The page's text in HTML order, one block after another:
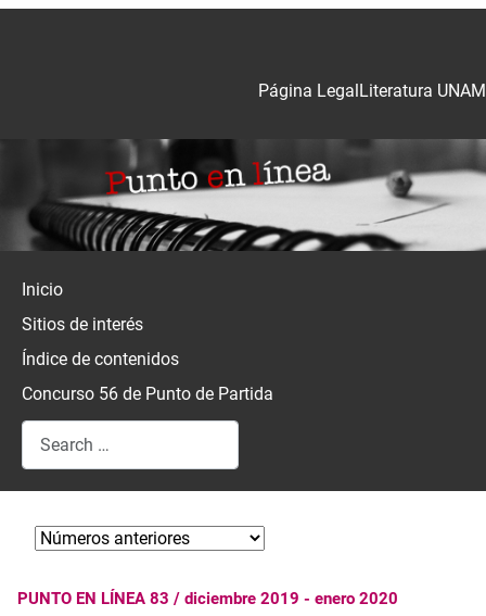
Literatura UNAM
Página Legal
Inicio
Sitios de interés
Índice de contenidos
Concurso 56 de Punto de Partida
Search
PUNTO EN LÍNEA 83 / diciembre 2019 - enero 2020